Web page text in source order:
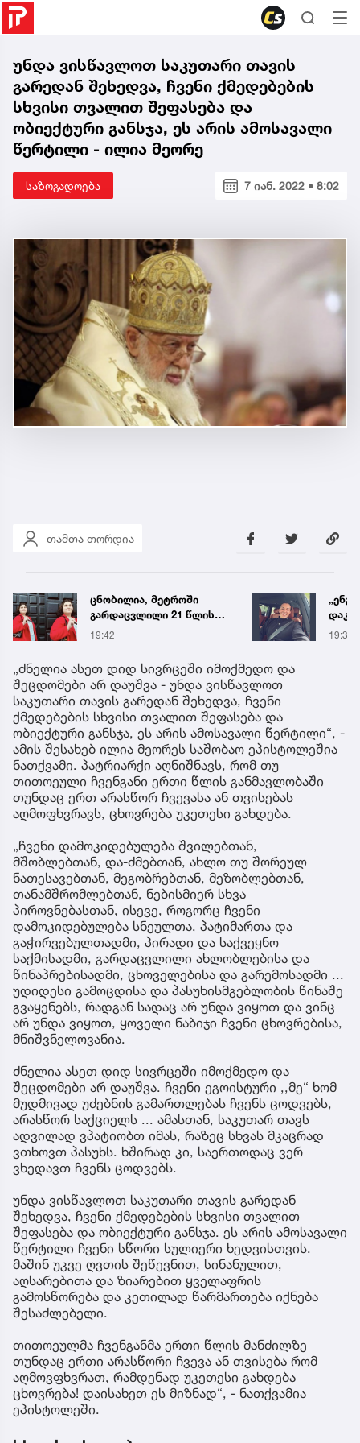
უნდა ვისწავლოთ საკუთარი თავის
გარედან შეხედვა, ჩვენი ქმედებების
სხვისი თვალით შეფასება და
ობიექტური განსჯა, ეს არის ამოსავალი
წერტილი - ილია მეორე
საზოგადოება 7 იან. 2022 • 8:02
თამთა თორდია
„ენგურთან
დაკავშირებით მინდა
ვთქვა...“ - გოგა მანიას
წინასწარმეტყველება
19:34 19:58
„ძნელია ასეთ დიდ სივრცეში იმოქმედო და
შეცდომები არ დაუშვა - უნდა ვისწავლოთ
საკუთარი თავის გარედან შეხედვა, ჩვენი
ქმედებების სხვისი თვალით შეფასება და
ობიექტური განსჯა, ეს არის ამოსავალი წერტილი“, -
ამის შესახებ ილია მეორეს საშობაო ეპისტოლეშია
ნათქვამი. პატრიარქი აღნიშნავს, რომ თუ
თითოეული ჩვენგანი ერთი წლის განმავლობაში
თუნდაც ერთ არასწორ ჩვევასა ან თვისებას
აღმოფხვრავს, ცხოვრება უკეთესი გახდება.
„ჩვენი დამოკიდებულება შვილებთან,
მშობლებთან, და-ძმებთან, ახლო თუ შორეულ
ნათესავებთან, მეგობრებთან, მეზობლებთან,
თანამშრომლებთან, ნებისმიერ სხვა
პიროვნებასთან, ისევე, როგორც ჩვენი
დამოკიდებულება სნეულთა, პატიმართა და
გაჭირვებულთადმი, პირადი და საქვეყნო
საქმისადმი, გარდაცვლილი ახლობლებისა და
წინაპრებისადმი, ცხოველებისა და გარემოსადმი ...
უდიდესი გამოცდისა და პასუხისმგებლობის წინაშე
გვაყენებს, რადგან სადაც არ უნდა ვიყოთ და ვინც
არ უნდა ვიყოთ, ყოველი ნაბიჯი ჩვენი ცხოვრებისა,
მნიშვნელოვანია.
ძნელია ასეთ დიდ სივრცეში იმოქმედო და
შეცდომები არ დაუშვა. ჩვენი ეგოისტური ,,მე“ ხომ
მუდმივად უძებნის გამართლებას ჩვენს ცოდვებს,
არასწორ საქციელს ... ამასთან, საკუთარ თავს
ადვილად ვპატიობთ იმას, რაზეც სხვას მკაცრად
ვთხოვთ პასუხს. ხშირად კი, საერთოდაც ვერ
ვხედავთ ჩვენს ცოდვებს.
უნდა ვისწავლოთ საკუთარი თავის გარედან
შეხედვა, ჩვენი ქმედებების სხვისი თვალით
შეფასება და ობიექტური განსჯა. ეს არის ამოსავალი
წერტილი ჩვენი სწორი სულიერი ხედვისთვის.
მაშინ უკვე ღვთის შეწევნით, სინანულით,
აღსარებითა და ზიარებით ყველაფრის
გამოსწორება და კეთილად წარმართება იქნება
შესაძლებელი.
თითოეულმა ჩვენგანმა ერთი წლის მანძილზე
თუნდაც ერთი არასწორი ჩვევა ან თვისება რომ
აღმოვფხვრათ, რამდენად უკეთესი გახდება
ცხოვრება! დაისახეთ ეს მიზნად“, - ნათქვამია
ეპისტოლეში.